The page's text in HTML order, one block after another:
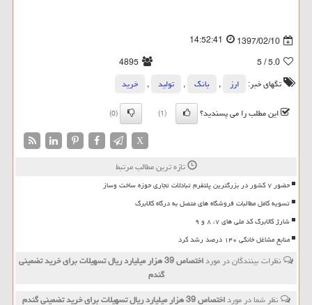
1397/02/10
14:52:41
5.0
/ 5
4895
تگهای خبر:
ارز , بانك , تولید ,
خرید
این مطلب را می پسندید؟
(1)
(0)
X
تازه ترین مطالب مرتبط
حضور ۷ کشور در بزرگترین پلتفرم تبادلات تجاری حوزه ساخت وساز
تسویه کامل مطالبات فروشگاه های متصل به درگاه کالابرگ
شارژ کالابرگ کد ملی های ۷، ۸ و ۹
منابع مشاغل خانگی ۱۴۰ درصد رشد کرد
نظرات بینندگان در مورد
اختصاص 39 هزار میلیارد ریال تسهیلات برای خرید تضمینی
گندم
نظر شما در مورداختصاص 39 هزار میلیارد ریال تسهیلات برای خرید تضمینی گندم